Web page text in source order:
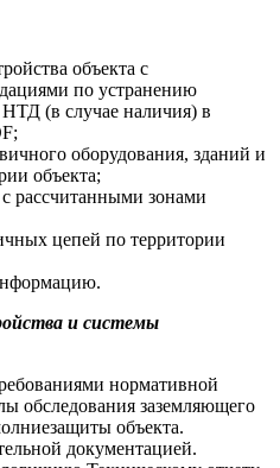
объекта с
по устранению
(в случае наличия) в
оборудования, зданий и
объекта;
рассчитанными зонами
цепей по территории
и системы
нормативной
обследования заземляющего
объекта.
документацией.